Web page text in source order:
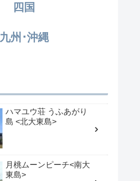
四国
九州･沖縄
ハマユウ荘 うふあがり
島 <北大東島>
月桃ムーンピーチ<南大
東島>